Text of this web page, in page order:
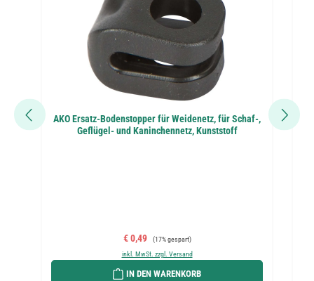
AKO Ersatz-Bodenstopper für Weidenetz, für Schaf-,
Geflügel- und Kaninchennetz, Kunststoff
Verkaufspreis:
€ 0,49 Regulärer Preis:
(17% gespart)
inkl. MwSt. zzgl. Versand
IN DEN WARENKORB